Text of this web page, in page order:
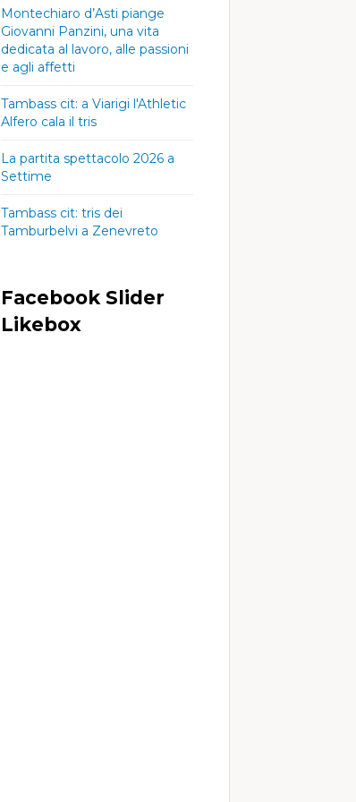
Montechiaro d’Asti piange
Giovanni Panzini, una vita
dedicata al lavoro, alle passioni
e agli affetti
Tambass cit: a Viarigi l'Athletic
Alfero cala il tris
La partita spettacolo 2026 a
Settime
Tambass cit: tris dei
Tamburbelvi a Zenevreto
Facebook Slider
Likebox